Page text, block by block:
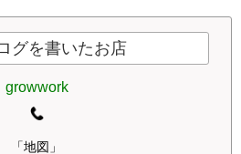
グを書いたお店
growwork
「地図」